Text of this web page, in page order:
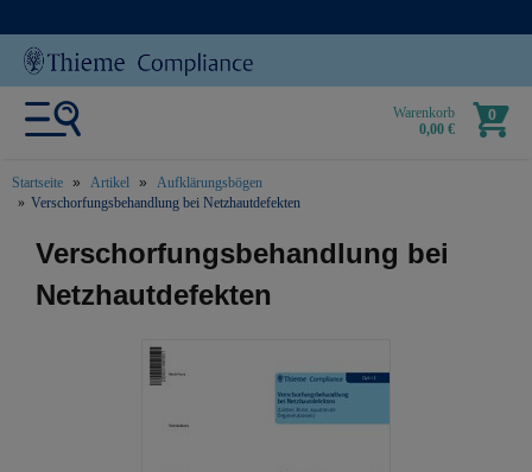
Warenkorb
0,00 €
0
Startseite Artikel
Aufklärungsbögen
Verschorfungsbehandlung bei Netzhautdefekten
text.skipToContent
text.skipToNavigation
Verschorfungsbehandlung bei
Netzhautdefekten